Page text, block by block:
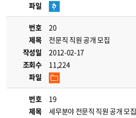
파일
번호
20
제목
전문직 직원 공개 모집
작성일
2012-02-17
조회수
11,224
파일
번호
19
제목
세무분야 전문직 직원 공개 모집